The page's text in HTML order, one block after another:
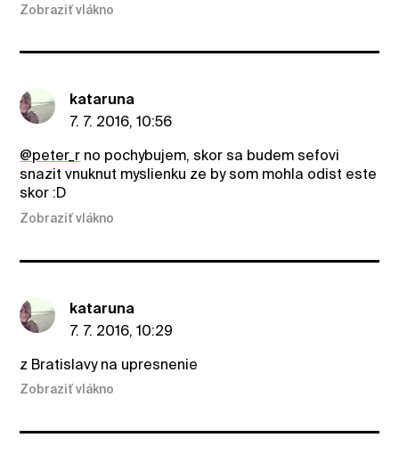
Zobraziť vlákno
kataruna
7. 7. 2016, 10:56
@peter_r no pochybujem, skor sa budem sefovi
snazit vnuknut myslienku ze by som mohla odist este
skor :D
Zobraziť vlákno
kataruna
7. 7. 2016, 10:29
z Bratislavy na upresnenie
Zobraziť vlákno